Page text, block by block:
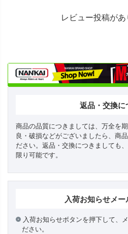
レビュー投稿があ
返品・交換に
商品の品質につきましては、万全を
良・破損などがございましたら、商
ださい。返品・交換につきましても
限り可能です。
入荷お知らせメー
入荷お知らせボタンを押下して、
ださい。